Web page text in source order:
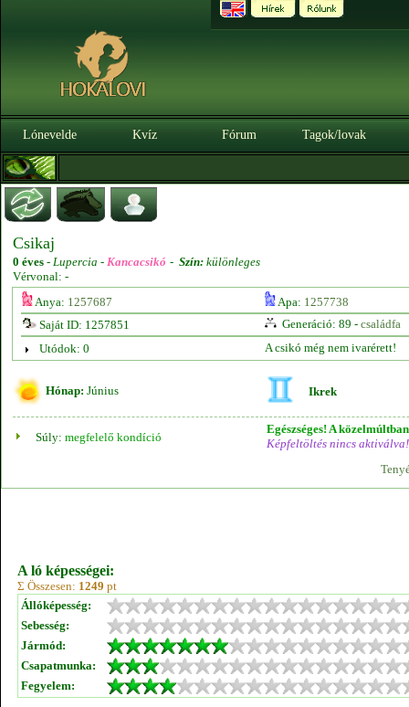
Lónevelde Kvíz Fórum Tagok/lovak
Csikaj
0 éves - Lupercia - Kancacsikó - Szín: különleges
Vérvonal: -
Anya: 1257687 Apa: 1257738
Saját ID: 1257851
Generáció: 89 - családfa
Utódok: 0
A csikó még nem ivarérett!
Hónap: Június Ikrek
Súly: megfelelő kondíció
Egészséges! A
Képfeltöltés nincs aktiválva!
A ló képességei:
Σ Összesen: 1249 pt
Állóképesség:
Sebesség:
Jármód:
Csapatmunka:
Fegyelem: